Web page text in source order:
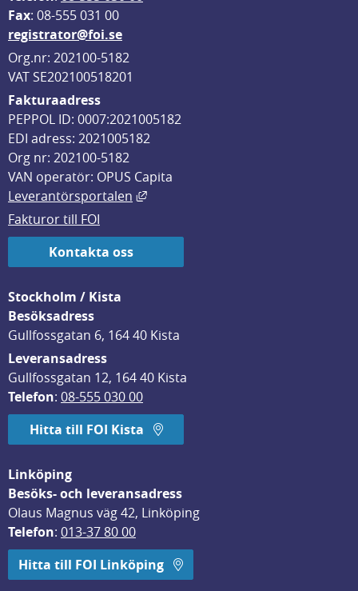
Fax: 08-555 031 00
registrator@foi.se
Org.nr: 202100-5182
VAT SE202100518201
Fakturaadress
PEPPOL ID: 0007:2021005182
EDI adress: 2021005182
Org nr: 202100-5182
VAN operatör: OPUS Capita
Leverantörsportalen
Länk till annan webbplats, öppnas
Fakturor till FOI
Kontakta oss
Stockholm / Kista
Besöksadress
Gullfossgatan 6, 164 40 Kista
Leveransadress
Gullfossgatan 12, 164 40 Kista
Telefon: 08-555 030 00
Hitta till FOI Kista
Linköping
Besöks- och leveransadress
Olaus Magnus väg 42, Linköping
Telefon: 013-37 80 00
Hitta till FOI Linköping